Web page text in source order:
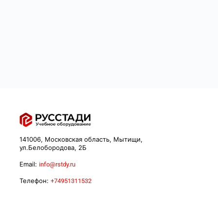
141006, Московская область, Мытищи,
ул.Белобородова, 2Б
Email: info@rstdy.ru
Телефон: +74951311532